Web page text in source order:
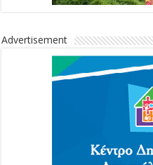
Advertisement